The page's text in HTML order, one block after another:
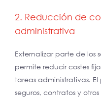
2. Reducción de
administrativa
Externalizar parte de los
permite reducir costes
tareas administrativas.
seguros, contratos y